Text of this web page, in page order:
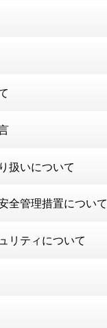
扱いについて
全管理措置について
リティについて